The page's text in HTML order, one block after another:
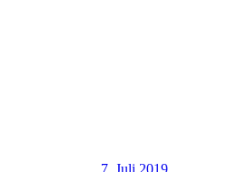
7. Juli 2019